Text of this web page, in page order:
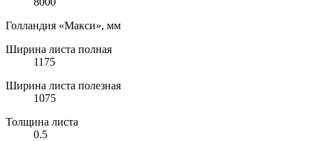
Голландия «Макси», мм
Ширина листа полная
1175
Ширина листа полезная
1075
Толщина листа
0.5